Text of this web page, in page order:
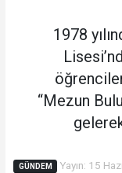
1978
“Mezun
GÜNDEM
Yayın: 15